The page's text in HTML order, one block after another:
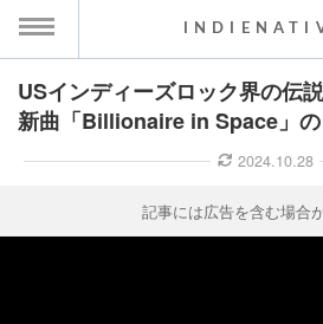
MENU
USインディーズロック界の伝
新曲「Billionaire in Space」の
2024.10.28
記事には広告を含む場合